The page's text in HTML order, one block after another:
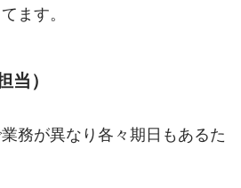
ます。
）
務が異なり各々期日もあるた